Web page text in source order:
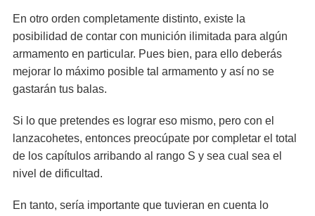
En otro orden completamente distinto, existe la
posibilidad de contar con munición ilimitada para algún
armamento en particular. Pues bien, para ello deberás
mejorar lo máximo posible tal armamento y así no se
gastarán tus balas.
Si lo que pretendes es lograr eso mismo, pero con el
lanzacohetes, entonces preocúpate por completar el total
de los capítulos arribando al rango S y sea cual sea el
nivel de dificultad.
En tanto, sería importante que tuvieran en cuenta lo